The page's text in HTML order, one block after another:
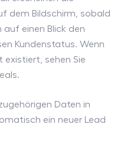
dem Bildschirm, sobald
auf einen Blick den
Kundenstatus. Wenn
existiert, sehen Sie
Daten in
ein neuer Lead